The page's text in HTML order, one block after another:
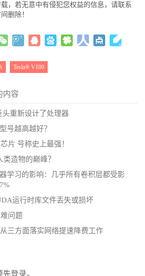
，若无意中有侵犯您权益的信息，请联系
删除！
Tesla® V100
内容
头重新设计了处理器
号越高越好？
片 号称史上最强！
造物的巅峰？
学习的影响：几乎所有卷积层都受影
运行时库文件丢失或损坏
问题
三方面落实网络提速降费工作
先登录。